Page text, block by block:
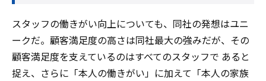
スタッフの働きがい向上についても、同社の発想はユニ
ークだ。顧客満足度の高さは同社最大の強みだが、その
顧客満足度を支えているのはすべてのスタッフで あると
捉え、さらに「本人の働きがい」に加えて「本人の家族